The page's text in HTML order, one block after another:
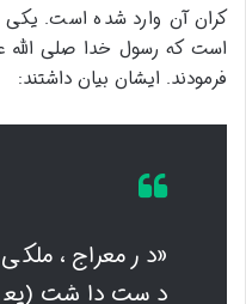
کران آن وارد شده است. یکی
است که رسول خدا صلی الله
فرمودند. ایشان بیان داشتند:
«در معراج،
دست داشت